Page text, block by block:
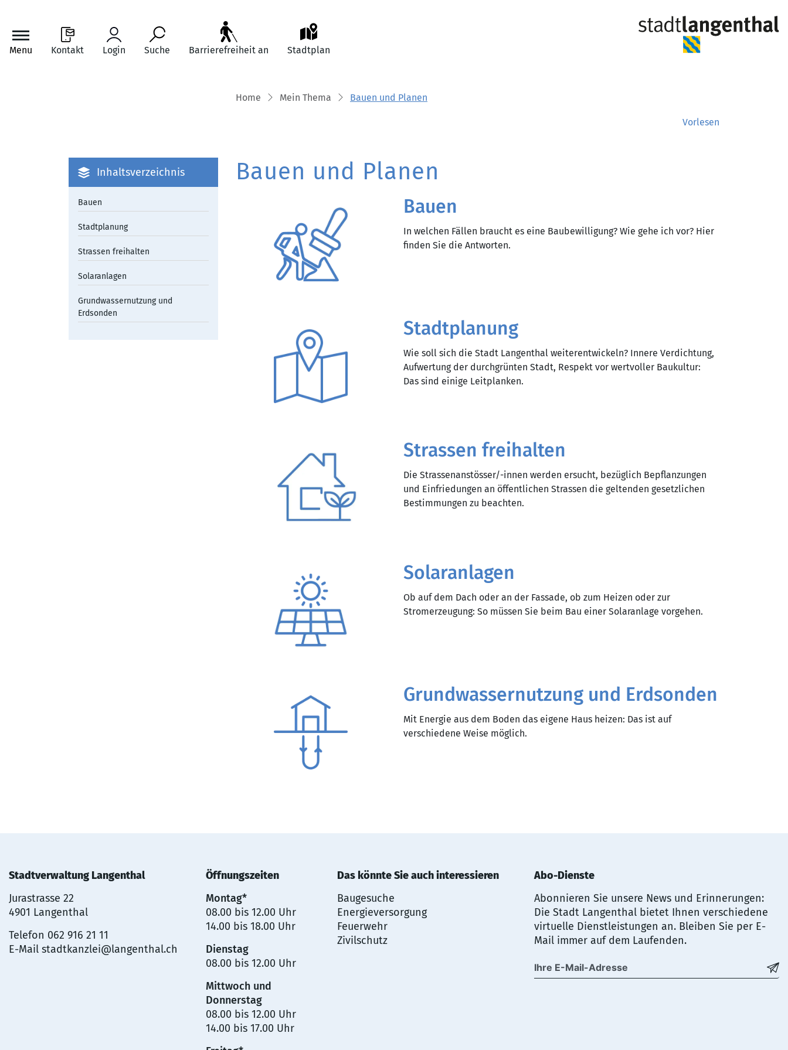
Menu Kontakt Login Suche Barrierefreiheit an Stadtplan
Home Mein Thema Bauen und Planen
Vorlesen
Inhaltsverzeichnis
Bauen
Stadtplanung
Strassen freihalten
Solaranlagen
Grundwassernutzung und
Erdsonden
Bauen und Planen
Bauen
In welchen Fällen braucht es eine Baubewilligung? Wie gehe ich vor? Hier
finden Sie die Antworten.
Stadtplanung
Wie soll sich die Stadt Langenthal weiterentwickeln? Innere Verdichtung,
Aufwertung der durchgrünten Stadt, Respekt vor wertvoller Baukultur:
Das sind einige Leitplanken.
Strassen freihalten
Die Strassenanstösser/-innen werden ersucht, bezüglich Bepflanzungen
und Einfriedungen an öffentlichen Strassen die geltenden gesetzlichen
Bestimmungen zu beachten.
Solaranlagen
Ob auf dem Dach oder an der Fassade, ob zum Heizen oder zur
Stromerzeugung: So müssen Sie beim Bau einer Solaranlage vorgehen.
Grundwassernutzung und Erdsonden
Mit Energie aus dem Boden das eigene Haus heizen: Das ist auf
verschiedene Weise möglich.
Stadtverwaltung Langenthal
Jurastrasse 22
4901 Langenthal
Telefon 062 916 21 11
E-Mail stadtkanzlei@langenthal.ch
Öffnungszeiten
Montag*
08.00 bis 12.00 Uhr
14.00 bis 18.00 Uhr
Dienstag
08.00 bis 12.00 Uhr
Mittwoch und
Donnerstag
08.00 bis 12.00 Uhr
14.00 bis 17.00 Uhr
Das könnte Sie auch interessieren
Baugesuche
Energieversorgung
Feuerwehr
Zivilschutz
Abo-Dienste
Abonnieren Sie unsere News und Erinnerungen:
Die Stadt Langenthal bietet Ihnen verschiedene
virtuelle Dienstleistungen an. Bleiben Sie per E-
Mail immer auf dem Laufenden.